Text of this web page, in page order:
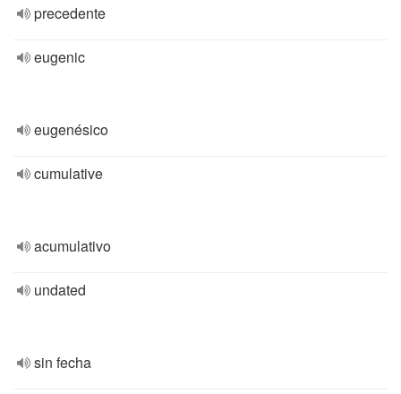
precedente
eugenic
eugenésico
cumulative
acumulativo
undated
sin fecha